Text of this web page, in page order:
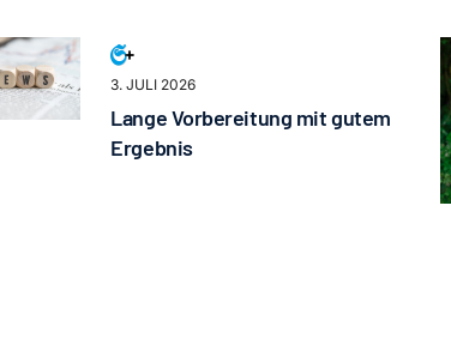
3. JULI 2026
Lange Vorbereitung mit gutem
Ergebnis